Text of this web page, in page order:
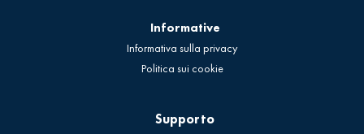
Informative
Informativa sulla privacy
Politica sui cookie
Supporto